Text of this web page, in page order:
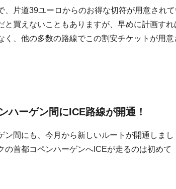
、片道39ユーロからのお得な切符が用意され
と買えないこともありますが、早めに計画すれ
く、他の多数の路線でこの割安チケットが用
ハーゲン間にICE路線が開通！
間にも、今月から新しいルートが開通しまし
の首都コペンハーゲンへICEが走るのは初めて